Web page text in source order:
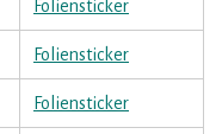
Foliensticker
Foliensticker
Foliensticker